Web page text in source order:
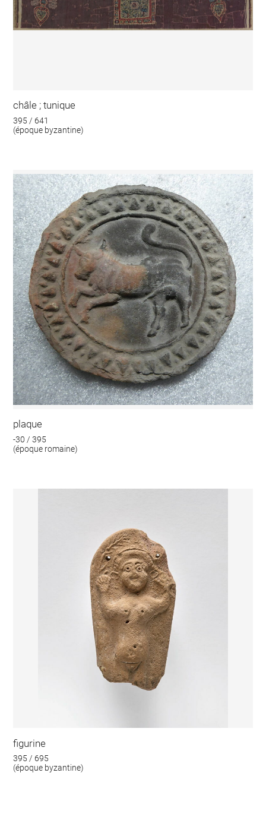
châle ; tunique
395 / 641
(époque byzantine)
plaque
-30 / 395
(époque romaine)
figurine
395 / 695
(époque byzantine)